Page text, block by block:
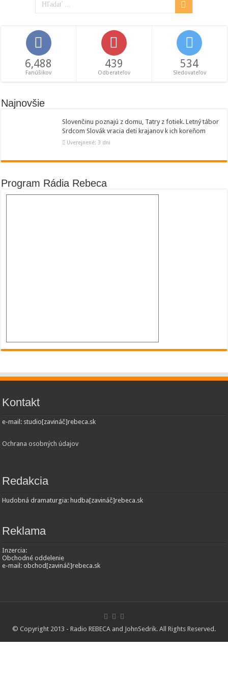
6,488
Fanúšikov
439
Odberateľov
534
Sledovateľov
Najnovšie
Slovenčinu poznajú z domu, Tatry z fotiek. Letný tábor
Srdcom Slovák vracia deti krajanov k ich koreňom
Uverejnené: 3 dni
Program Rádia Rebeca
Kontakt
e-mail: studio[zavináč]rebeca.sk
Ochrana osobných údajov
Redakcia
Hudobná dramaturgia: hudba[zavináč]rebeca.sk
Reklama
Inzercia:
Obchodné oddelenie
e-mail: obchod[zavináč]rebeca.sk
© Copyright 2013 - Radio REBECA and JohnSedrik. All Rights Reserved.